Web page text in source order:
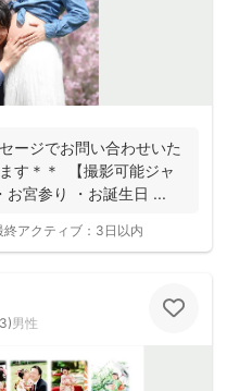
ージでお問い合わせいた
す＊＊ 【撮影可能ジャ
お宮参り ・お誕生日 ...
終アクティブ： 3日以内
)男性